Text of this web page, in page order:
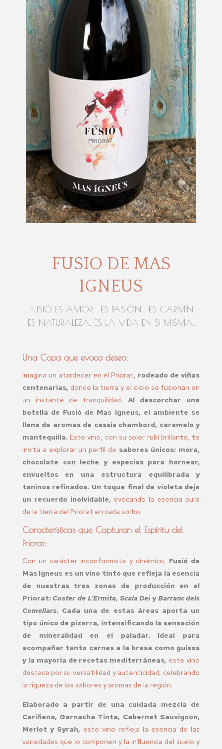
FUSIO DE MAS
IGNEUS
FUSIÓ ES AMOR , ES PASIÓN , ES CARMÍN,
ES NATURALEZA, ES LA VIDA EN SI MISMA.
Una Copa que evoca deseo:
Imagina un atardecer en el Priorat, rodeado de viñas
centenarias, donde la tierra y el cielo se fusionan en
un instante de tranquilidad. Al descorchar una
botella de Fusió de Mas Igneus, el ambiente se
llena de aromas de cassis chambord, caramelo y
mantequilla. Este vino, con su color rubí brillante, te
invita a explorar un perfil de sabores únicos: mora,
chocolate con leche y especias para hornear,
envueltos en una estructura equilibrada y
taninos refinados. Un toque final de violeta deja
un recuerdo inolvidable, evocando la esencia pura
de la tierra del Priorat en cada sorbo
Características que Capturan el Espíritu del
Priorat:
Con un carácter inconformista y dinámico, Fusió de
Mas Igneus es un vino tinto que refleja la esencia
de nuestras tres zonas de producción en el
Priorat: Coster de L’Ermita, Scala Deiy Barranc dels
Comellars. Cada una de estas áreas aporta un
tipo único de pizarra, intensificando la sensación
de mineralidad en el paladar. Ideal para
acompañar tanto carnes a la brasa como guisos
y la mayoría de recetas mediterráneas, este vino
destaca por su versatilidad y autenticidad, celebrando
la riqueza de los sabores y aromas de la región.
Elaborado a partir de una cuidada mezcla de
Cariñena, Garnacha Tinta, Cabernet Sauvignon,
Merlot y Syrah, este vino refleja la esencia de las
variedades que lo componen y la influencia del suelo y